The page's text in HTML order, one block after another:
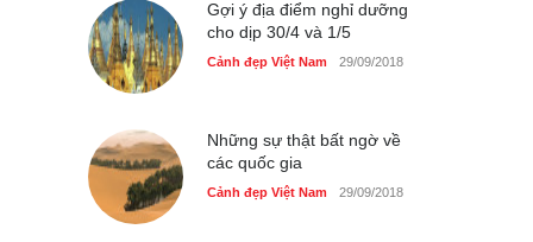
Gợi ý địa điểm nghỉ dưỡng
cho dịp 30/4 và 1/5
Cảnh đẹp Việt Nam 29/09/2018
Những sự thật bất ngờ về
các quốc gia
Cảnh đẹp Việt Nam 29/09/2018